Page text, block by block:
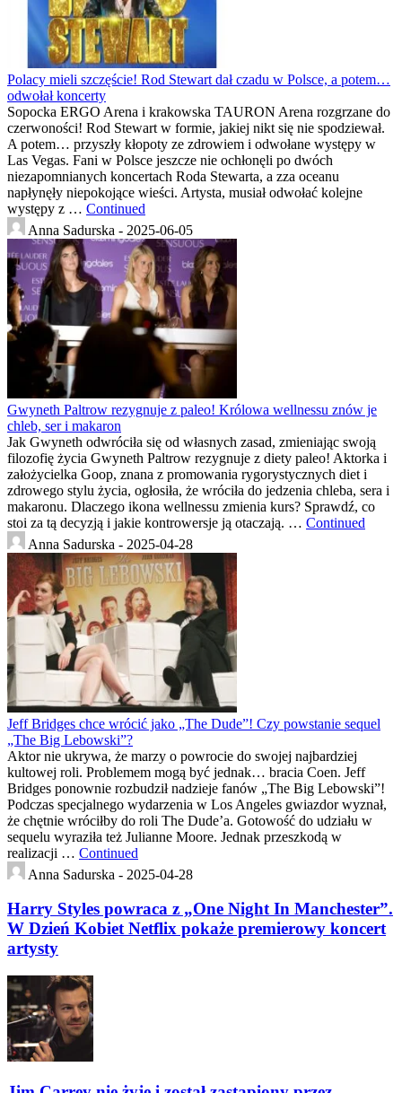
Polacy mieli szczęście! Rod Stewart dał czadu w Polsce, a potem…
odwołał koncerty
Sopocka ERGO Arena i krakowska TAURON Arena rozgrzane do
czerwoności! Rod Stewart w formie, jakiej nikt się nie spodziewał.
A potem… przyszły kłopoty ze zdrowiem i odwołane występy w
Las Vegas. Fani w Polsce jeszcze nie ochłonęli po dwóch
niezapomnianych koncertach Roda Stewarta, a zza oceanu
napłynęły niepokojące wieści. Artysta, musiał odwołać kolejne
występy z … Continued
Anna Sadurska - 2025-06-05
Gwyneth Paltrow rezygnuje z paleo! Królowa wellnessu znów je
chleb, ser i makaron
Jak Gwyneth odwróciła się od własnych zasad, zmieniając swoją
filozofię życia Gwyneth Paltrow rezygnuje z diety paleo! Aktorka i
założycielka Goop, znana z promowania rygorystycznych diet i
zdrowego stylu życia, ogłosiła, że wróciła do jedzenia chleba, sera i
makaronu. Dlaczego ikona wellnessu zmienia kurs? Sprawdź, co
stoi za tą decyzją i jakie kontrowersje ją otaczają. … Continued
Anna Sadurska - 2025-04-28
Jeff Bridges chce wrócić jako „The Dude”! Czy powstanie sequel
„The Big Lebowski”?
Aktor nie ukrywa, że marzy o powrocie do swojej najbardziej
kultowej roli. Problemem mogą być jednak… bracia Coen. Jeff
Bridges ponownie rozbudził nadzieje fanów „The Big Lebowski”!
Podczas specjalnego wydarzenia w Los Angeles gwiazdor wyznał,
że chętnie wróciłby do roli The Dude’a. Gotowość do udziału w
sequelu wyraziła też Julianne Moore. Jednak przeszkodą w
realizacji … Continued
Anna Sadurska - 2025-04-28
Harry Styles powraca z „One Night In Manchester”.
W Dzień Kobiet Netflix pokaże premierowy koncert
artysty